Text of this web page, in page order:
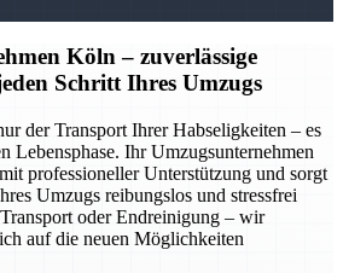
Köln – zuverlässige
Schritt Ihres Umzugs
der Transport Ihrer Habseligkeiten – es
Lebensphase. Ihr Umzugsunternehmen
professioneller Unterstützung und sorgt
Umzugs reibungslos und stressfrei
oder Endreinigung – wir
auf die neuen Möglichkeiten